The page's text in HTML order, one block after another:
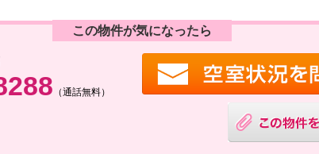
この物件が気になったら
（通話無料）